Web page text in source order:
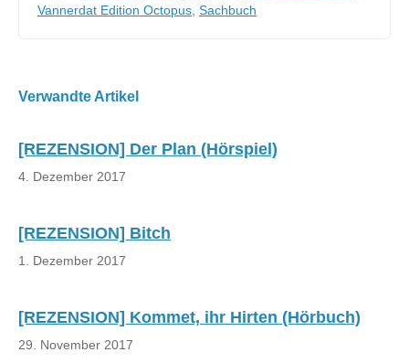
Vannerdat Edition Octopus Sachbuch
Verwandte Artikel
[REZENSION] Der Plan (Hörspiel)
4. Dezember 2017
[REZENSION] Bitch
1. Dezember 2017
[REZENSION] Kommet, ihr Hirten (Hörbuch)
29. November 2017
Beitragsnavigation